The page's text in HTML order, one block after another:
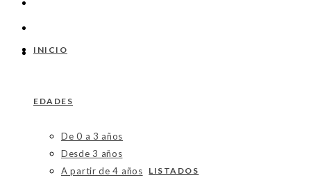
INICIO
EDADES
De 0 a 3 años
Desde 3 años
A partir de 4 años
LISTADOS